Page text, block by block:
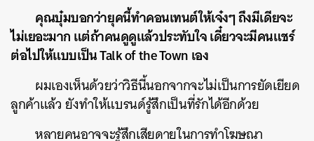
คุณบุ๋มบอกว่ายุคนี้ทำคอนเทนต์ให้เจ๋งๆ ถึงมีเดียจะ
ไม่เยอะมาก แต่ถ้าคนดูดูแล้วประทับใจ เดี๋ยวจะมีคนแชร์
ต่อไปให้แบบเป็น Talk of the Town เอง
ผมเองเห็นด้วยว่าวิธีนี้นอกจากจะไม่เป็นการยัดเยียด
ลูกค้าแล้ว ยังทำให้แบรนด์รู้สึกเป็นที่รักได้อีกด้วย
หลายคนอาจจะรู้สึกเสียดายในการทำโฆษณา